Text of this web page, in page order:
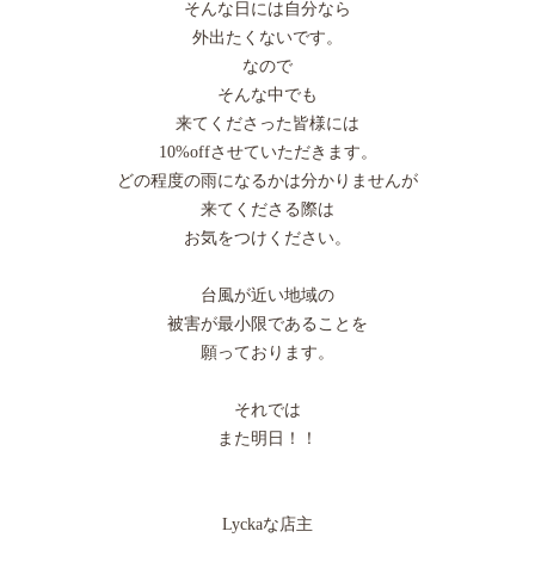
そんな日には自分なら
外出たくないです。
なので
そんな中でも
来てくださった皆様には
10%offさせていただきます。
どの程度の雨になるかは分かりませんが
来てくださる際は
お気をつけください。
台風が近い地域の
被害が最小限であることを
願っております。
それでは
また明日！！
Lyckaな店主